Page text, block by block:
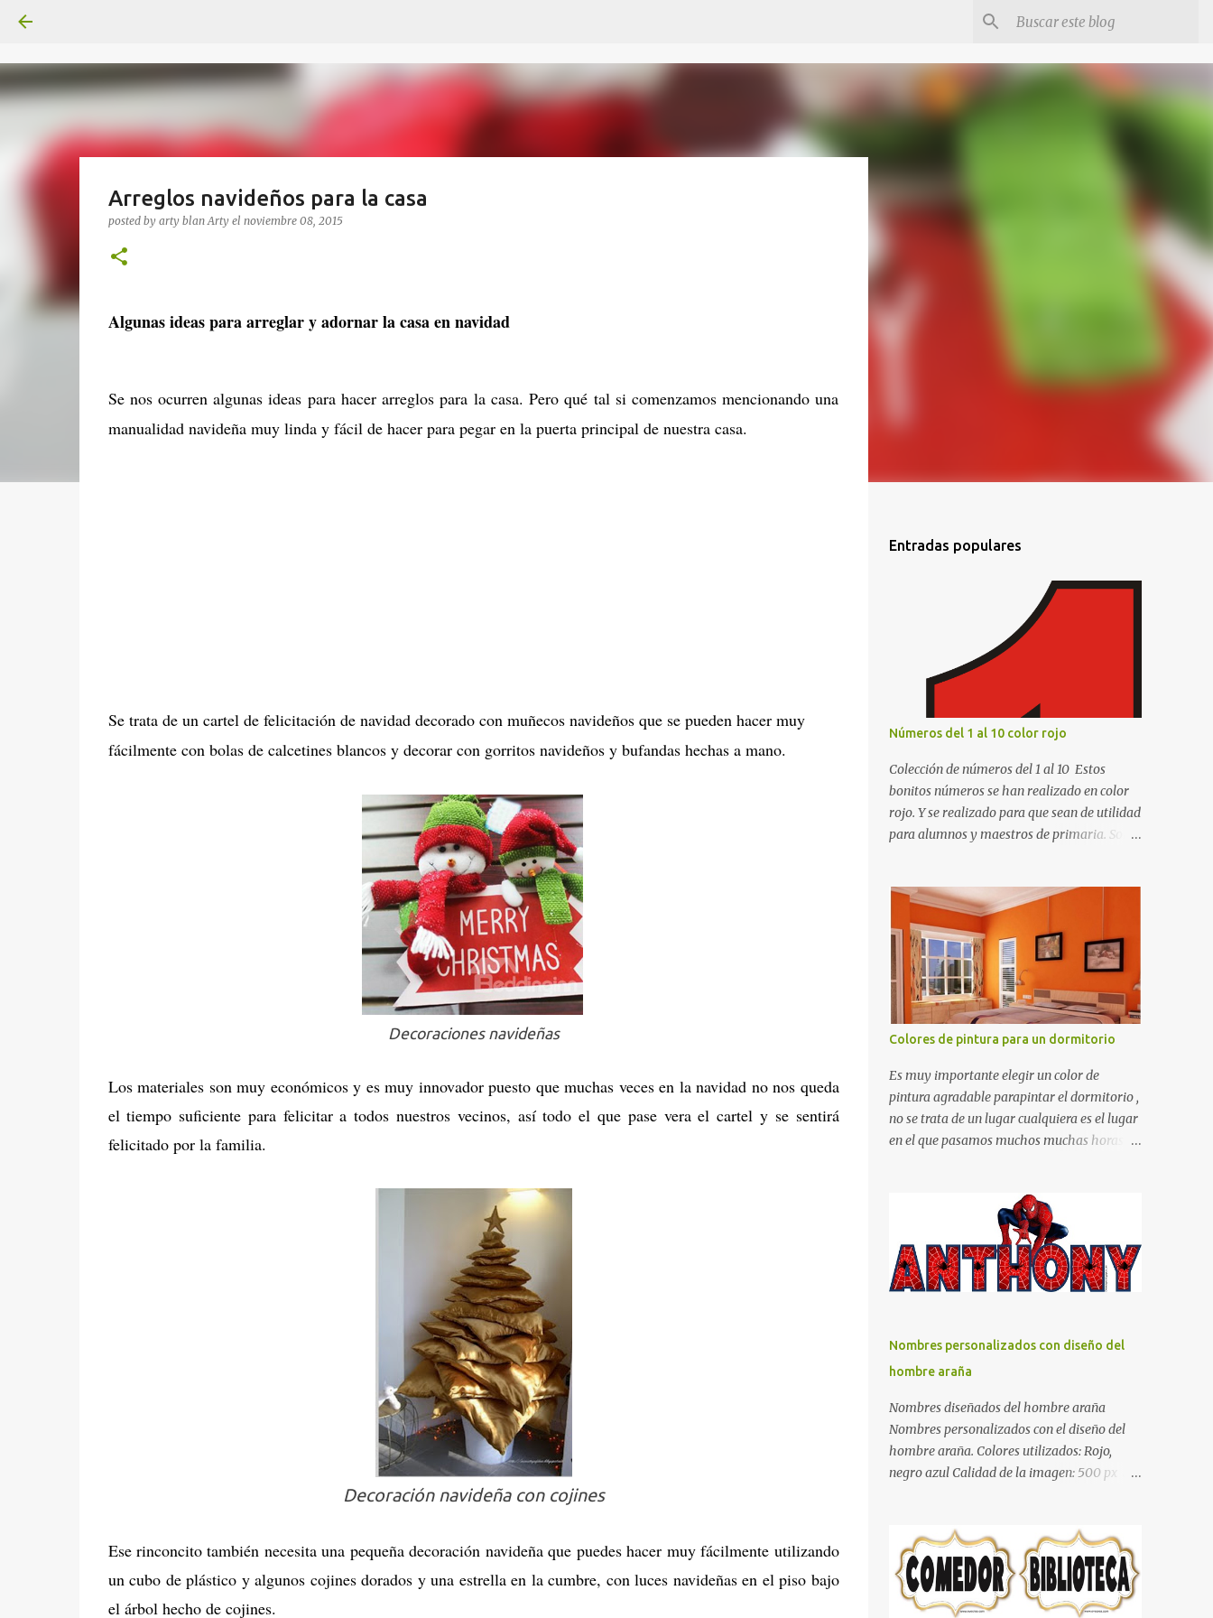
Arreglos navideños para la casa
posted by arty blanArty el noviembre 08, 2015
Algunas ideas para arreglar y adornar la casa en navidad
Se nos ocurren algunas ideas para hacer arreglos para la casa. Pero qué tal si comenzamos mencionando una
manualidad navideña muy linda y fácil de hacer para pegar en la puerta principal de nuestra casa.
Se trata de un cartel de felicitación de navidad decorado con muñecos navideños que se pueden hacer muy
fácilmente con bolas de calcetines blancos y decorar con gorritos navideños y bufandas hechas a mano.
Decoraciones navideñas
Los materiales son muy económicos y es muy innovador puesto que muchas veces en la navidad no nos queda
el tiempo suficiente para felicitar a todos nuestros vecinos, así todo el que pase vera el cartel y se sentirá
felicitado por la familia.
Decoración navideña con cojines
Ese rinconcito también necesita una pequeña decoración navideña que puedes hacer muy fácilmente utilizando
un cubo de plástico y algunos cojines dorados y una estrella en la cumbre, con luces navideñas en el piso bajo
el árbol hecho de cojines.
Entradas populares
Números del 1 al 10 color rojo
Colección de números del 1 al 10 Estos
bonitos números se han realizado en color
rojo. Y se realizado para que sean de utilidad
para alumnos y maestros de primaria. Son
de recortar y se pueden utilizar en variedad
de cosas como ser recortes para tareas
escolares, para hacer juegos infantiles
matemáticos, para decorar los cumpleaños
de los niños, entre otras cosas.
Colores de pintura para un dormitorio
Es muy importante elegir un color de
pintura agradable parapintar el dormitorio ,
no se trata de un lugar cualquiera es el lugar
en el que pasamos muchos muchas horas y
de un lugar propio que utilizamos todos los
días y por ende debemos tratar de que éste
sea un lugar muy agradable y cómodo y
también para nuestra vista. Te mostramos
algunas sugerencias que pueden brindar la
dormitorio. El color naranja es una buena
opción para recibir esa luz y felicidad que
todo ser humano necesita. El color blanco es
ideal para lograr el relax total, es un color
que va con todo y además es color bastante
limpio que te dará esa sensación de calidez.
Los colores terra son excelentes para usar en
color muy relajante y por lo tanto entra en
la lista de colo...
Nombres personalizados con diseño del
hombre araña
Nombres diseñados del hombre araña
Nombres personalizados con el diseño del
hombre araña. Colores utilizados: Rojo,
negro azul Calidad de la imagen: 500 px Si
comentario y con gusto lo diseñamos.
Nombres con diseños Spiderman Sonic bella
Cartel de feliz cumpleaños de héroes en
pijamas Ideas para decorar el dormitorio